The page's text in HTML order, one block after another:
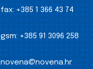
fax: +385 1 366 43 74
gsm: +385 91 3096 258
novena@novena.hr